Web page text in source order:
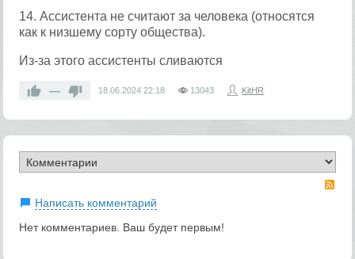
14. Ассистента не считают за человека (относятся
как к низшему сорту общества).
Из-за этого ассистенты сливаются
— 18.06.2024 22:18 13043 KitHR
Написать комментарий
Нет комментариев. Ваш будет первым!